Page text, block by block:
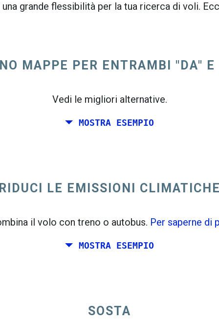
grande flessibilità per la tua ricerca di voli.
MAPPE PER ENTRAMBI "DA" E
Vedi le migliori alternative.
MOSTRA ESEMPIO
RIDUCI LE EMISSIONI
il volo con treno o autobus. Per saperne di
MOSTRA ESEMPIO
SOSTA